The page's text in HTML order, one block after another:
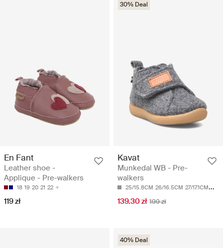
En Fant
Leather shoe -
Applique - Pre-walkers
18 19 20 21 22
119 zł
30% Deal
Kavat
Munkedal WB - Pre-
walkers
25/15.8CM 26/16.5CM 27/17.1CM 28/
139.30 zł 199 zł
40% Deal